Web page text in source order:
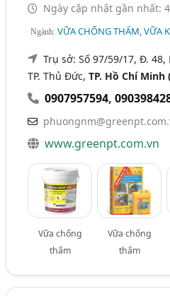
Ngày cập nhật gần nhất:
Ngành:VỮA CHỐNG THẤM, VỮA
Trụ sở: Số 97/59/17, Đ. 48,
TP. Thủ Đức,TP. Hồ Chí Minh
0907957594,
www.greenpt.com.vn
Vữa chống
thấm
Vữa chống
thấm